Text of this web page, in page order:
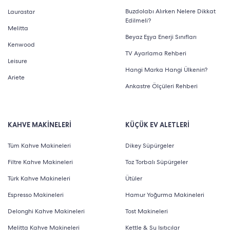
Laurastar
Melitta
Kenwood
Leisure
Ariete
Buzdolabı Alırken Nelere Dikkat
Edilmeli?
Beyaz Eşya Enerji Sınıfları
TV Ayarlama Rehberi
Hangi Marka Hangi Ülkenin?
Ankastre Ölçüleri Rehberi
KAHVE MAKİNELERİ
Tüm Kahve Makineleri
Filtre Kahve Makineleri
Türk Kahve Makineleri
Espresso Makineleri
Delonghi Kahve Makineleri
Melitta Kahve Makineleri
KÜÇÜK EV ALETLERİ
Dikey Süpürgeler
Toz Torbalı Süpürgeler
Ütüler
Hamur Yoğurma Makineleri
Tost Makineleri
Kettle & Su Isıtıcılar